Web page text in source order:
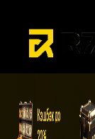
Забрать